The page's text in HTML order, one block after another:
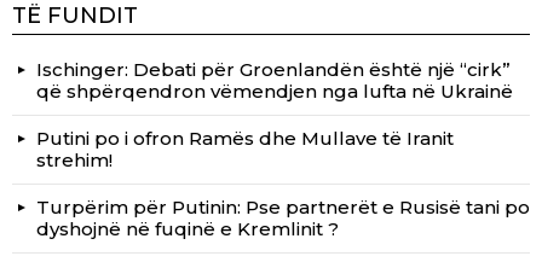
TË FUNDIT
Ischinger: Debati për Groenlandën është një “cirk”
që shpërqendron vëmendjen nga lufta në Ukrainë
Putini po i ofron Ramës dhe Mullave të Iranit
strehim!
Turpërim për Putinin: Pse partnerët e Rusisë tani po
dyshojnë në fuqinë e Kremlinit ?